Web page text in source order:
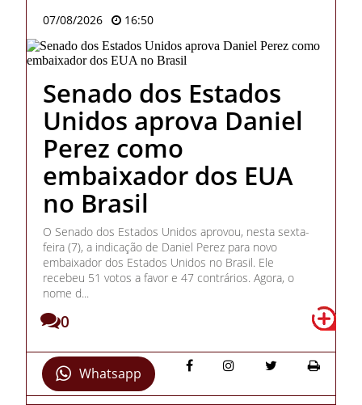
07/08/2026 16:50
Senado dos Estados
Unidos aprova Daniel
Perez como
embaixador dos EUA
no Brasil
O Senado dos Estados Unidos aprovou, nesta sexta-
feira (7), a indicação de Daniel Perez para novo
embaixador dos Estados Unidos no Brasil. Ele
recebeu 51 votos a favor e 47 contrários. Agora, o
nome d...
0
Whatsapp